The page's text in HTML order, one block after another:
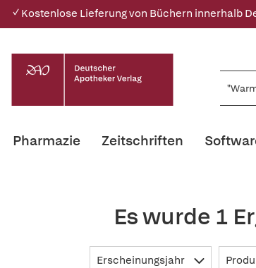
✓ Kostenlose Lieferung von Büchern innerhalb
Pharmazie Zeitschriften
Es wurde 1
Erscheinungsjahr